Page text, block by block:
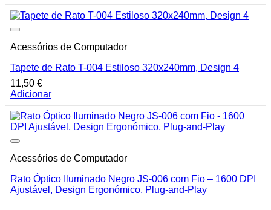
Acessórios de Computador
Tapete de Rato T-004 Estiloso 320x240mm, Design 4
11,50 €
Adicionar
Acessórios de Computador
Rato Óptico Iluminado Negro JS-006 com Fio – 1600 DPI
Ajustável, Design Ergonómico, Plug-and-Play